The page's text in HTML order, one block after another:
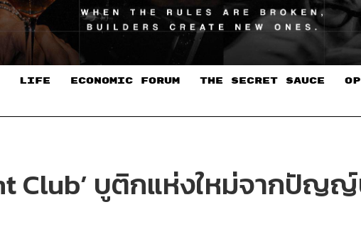
LIFE ECONOMIC FORUM THE SECRET SAUCE​
Club’ บูติกแห่งใหม่จากปั